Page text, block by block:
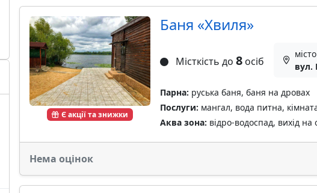
Є акції та знижки
Баня «Хвиля»
Місткість до 8осіб
вул.
Парна: руська баня, баня на дровах
Послуги: мангал, вода питна,
Аква зона: відро-водоспад, вихід на
Нема оцінок